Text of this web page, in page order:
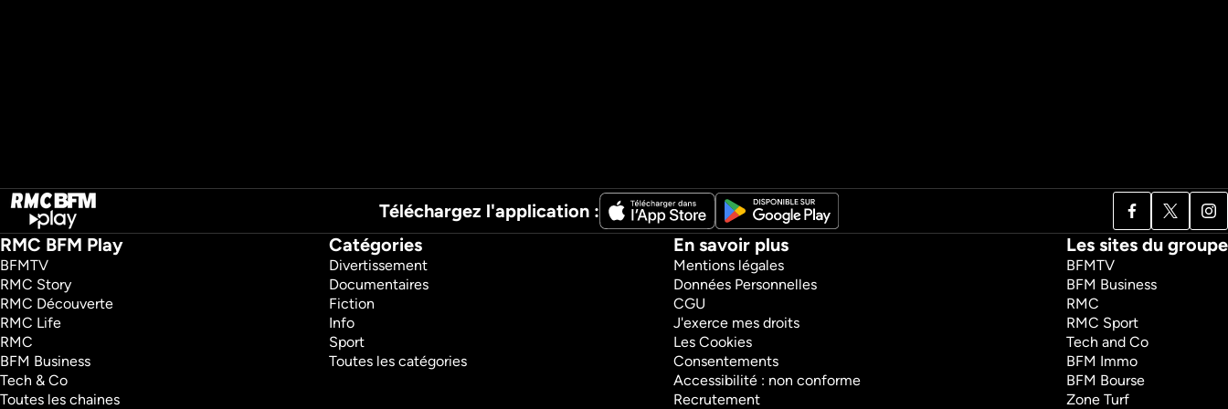
Téléchargez l'application :
RMC BFM Play
BFMTV
RMC Story
RMC Découverte
RMC Life
RMC
BFM Business
Tech & Co
Toutes les chaines
Catégories
Divertissement
Documentaires
Fiction
Info
Sport
Toutes les catégories
En savoir plus
Mentions légales
Données Personnelles
CGU
J'exerce mes droits
Les Cookies
Consentements
Accessibilité : non conforme
Recrutement
Les sites du groupe
BFMTV
BFM Business
RMC
RMC Sport
Tech and Co
BFM Immo
BFM Bourse
Zone Turf